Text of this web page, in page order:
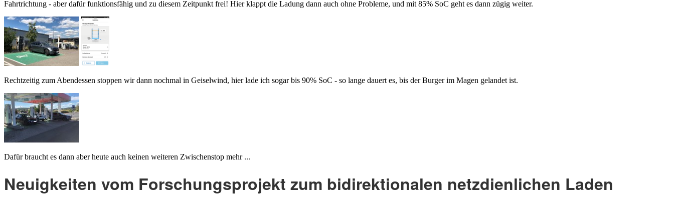
Fahrtrichtung - aber dafür funktionsfähig und zu diesem Zeitpunkt frei! Hier klappt die Ladung dann auch ohne Probleme, und mit 85% SoC geht es dann zügig weiter.
Rechtzeitig zum Abendessen stoppen wir dann nochmal in Geiselwind, hier lade ich sogar bis 90% SoC - so lange dauert es, bis der Burger im Magen gelandet ist.
Dafür braucht es dann aber heute auch keinen weiteren Zwischenstop mehr ...
Neuigkeiten vom Forschungsprojekt zum bidirektionalen netzdienlichen Laden